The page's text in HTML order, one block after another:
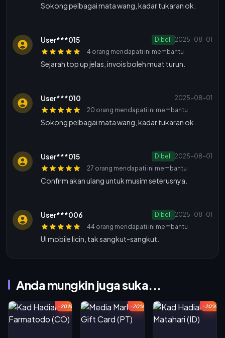
Sokong pelbagai mata wang, kadar tukaran ok.
User***015 Dibeli 2025-08-01
4 orang mendapati ini membantu
Sejarah top up jelas, invois boleh muat turun.
User***010
2025-08-01
20 orang mendapati ini membantu
Sokong pelbagai mata wang, kadar tukaran ok.
User***015 Dibeli 2025-08-01
27 orang mendapati ini membantu
Confirm akan ulang untuk musim seterusnya.
User***006 Dibeli 2025-08-01
44 orang mendapati ini membantu
UI mobile licin, tak sangkut-sangkut.
Anda mungkin juga suka...
-20% -20% -20%